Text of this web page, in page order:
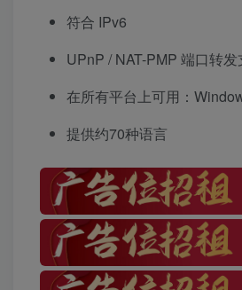
符合 IPv6
UPnP / NAT-PMP 端口转发
在所有平台上可用：
提供约70种语言